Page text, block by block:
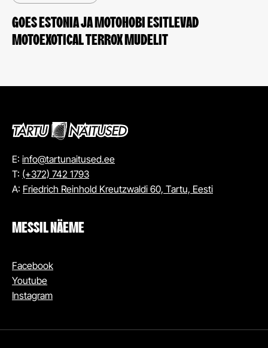
GOES ESTONIA JA MOTOHOBI ESITLEVAD
MOTOEXOTICAL TERROX MUDELIT
E: info@tartunaitused.ee
T: (+372) 742 1793
A: Friedrich Reinhold Kreutzwaldi 60, Tartu, Eesti
MESSIL NÄEME
Facebook
Youtube
Instagram